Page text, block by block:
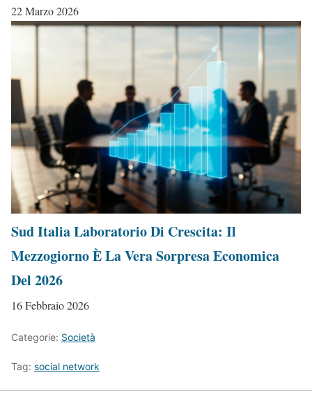
22 Marzo 2026
Sud Italia Laboratorio Di Crescita: Il
Mezzogiorno È La Vera Sorpresa Economica
Del 2026
16 Febbraio 2026
Categorie: Società
Tag: social network